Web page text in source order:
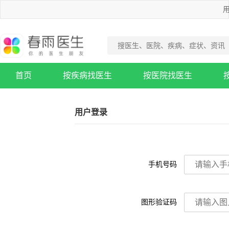
首页 按疾病找医生 按医院找医生
用户登录
手机号码
图形验证码